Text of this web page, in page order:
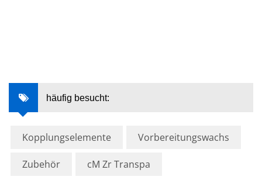
häufig besucht:
Kopplungselemente Vorbereitungswachs
Zubehör cM Zr Transpa